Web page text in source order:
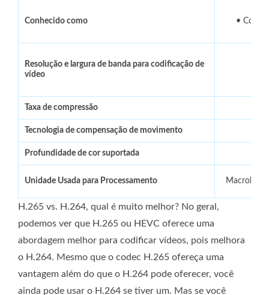
Conhecido como •
Resolução e largura de banda para codificação de
vídeo
Taxa de compressão
Tecnologia de compensação de movimento
Profundidade de cor suportada
Unidade Usada para Processamento
H.265 vs. H.264, qual é muito melhor? No geral,
podemos ver que H.265 ou HEVC oferece uma
abordagem melhor para codificar vídeos, pois melhora
o H.264. Mesmo que o codec H.265 ofereça uma
vantagem além do que o H.264 pode oferecer, você
ainda pode usar o H.264 se tiver um. Mas se você